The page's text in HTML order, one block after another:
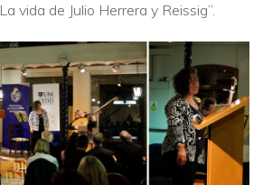
vida de Julio Herrera y Reissig”.